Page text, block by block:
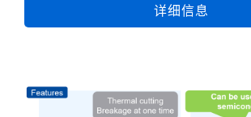
详细信息